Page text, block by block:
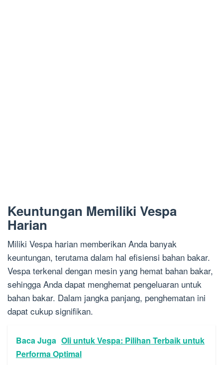
Keuntungan Memiliki Vespa
Harian
Miliki Vespa harian memberikan Anda banyak
keuntungan, terutama dalam hal efisiensi bahan bakar.
Vespa terkenal dengan mesin yang hemat bahan bakar,
sehingga Anda dapat menghemat pengeluaran untuk
bahan bakar. Dalam jangka panjang, penghematan ini
dapat cukup signifikan.
Baca Juga Oli untuk Vespa: Pilihan Terbaik untuk
Performa Optimal